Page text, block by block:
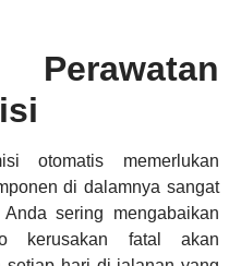
otomatis memerlukan
di dalamnya sangat
sering mengabaikan
kerusakan fatal akan